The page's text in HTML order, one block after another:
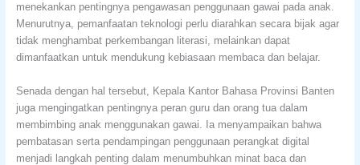
menekankan pentingnya pengawasan penggunaan gawai pada anak.
Menurutnya, pemanfaatan teknologi perlu diarahkan secara bijak agar
tidak menghambat perkembangan literasi, melainkan dapat
dimanfaatkan untuk mendukung kebiasaan membaca dan belajar.
Senada dengan hal tersebut, Kepala Kantor Bahasa Provinsi Banten
juga mengingatkan pentingnya peran guru dan orang tua dalam
membimbing anak menggunakan gawai. Ia menyampaikan bahwa
pembatasan serta pendampingan penggunaan perangkat digital
menjadi langkah penting dalam menumbuhkan minat baca dan